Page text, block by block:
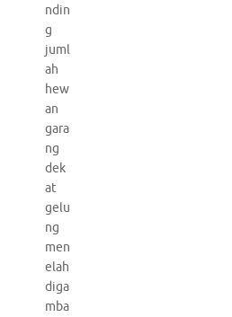
ndin
g
juml
ah
hew
an
gara
ng
dek
at
gelu
ng
men
elah
diga
mba